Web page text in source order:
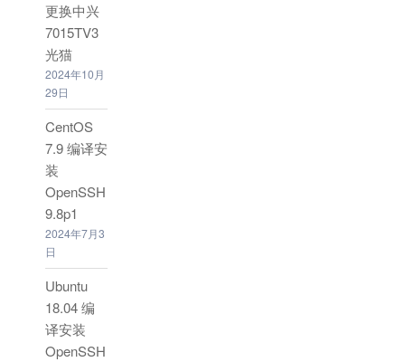
更换中兴
7015TV3
光猫
2024年10月
29日
CentOS
7.9 编译安
装
OpenSSH
9.8p1
2024年7月3
日
Ubuntu
18.04 编
译安装
OpenSSH